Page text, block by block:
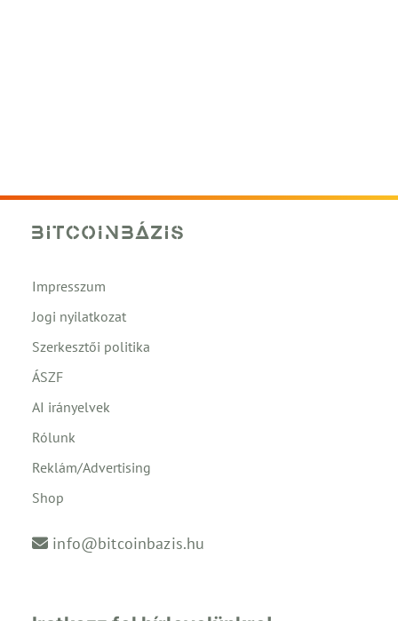
Impresszum
Jogi nyilatkozat
Szerkesztői politika
ÁSZF
AI irányelvek
Rólunk
Reklám/Advertising
Shop
info@bitcoinbazis.hu